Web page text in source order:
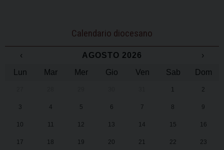
Calendario diocesano
‹ AGOSTO 2026
›
Lun
Mar Mer Gio Ven Sab Dom
1 2
3 4 5 6 7 8 9
10 11 12 13 14 15 16
17 18 19 20 21 22 23